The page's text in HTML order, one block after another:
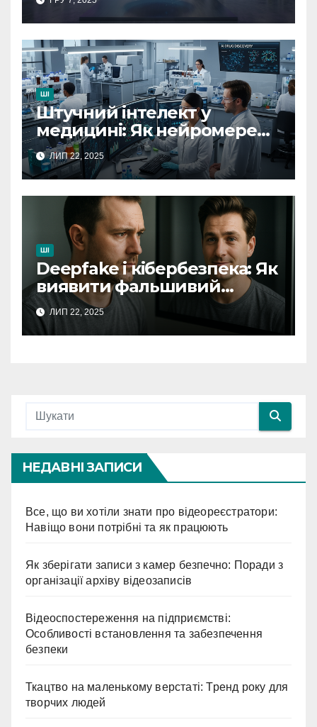
ШІ
Штучний інтелект у
медицині: Як нейромережі
революціонізують
діагностику хвороб
ЛИП 22, 2025
ШІ
Deepfake і кібербезпека: Як
виявити фальшивий
контент у цифровому світі
ЛИП 22, 2025
НЕДАВНІ ЗАПИСИ
Все, що ви хотіли знати про відеореєстратори:
Навіщо вони потрібні та як працюють
Як зберігати записи з камер безпечно: Поради з
організації архіву відеозаписів
Відеоспостереження на підприємстві:
Особливості встановлення та забезпечення
безпеки
Ткацтво на маленькому верстаті: Тренд року для
творчих людей